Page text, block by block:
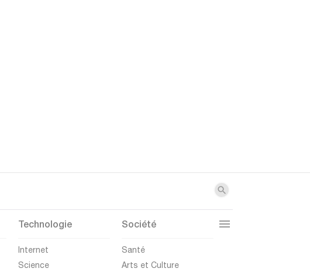
Technologie
Internet
Science
Société
Santé
Arts et Culture